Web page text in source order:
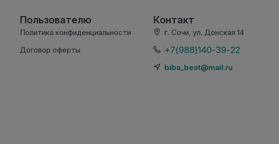
Пользователю
Политика конфиденциальности
Договор оферты
Контакт
г. Сочи, ул. Донская 14
+7(988)140-39-22
biba_best@mail.ru